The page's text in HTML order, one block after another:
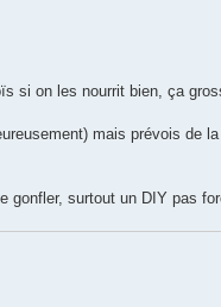
si on les nourrit bien, ça
mais prévois de
gonfler, surtout un DIY pas